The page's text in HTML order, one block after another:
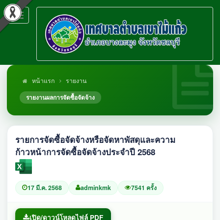
Toggle
navigation
หน้าแรก
รายงาน
รายงานผลการจัดซื้อจัดจ้าง
รายการจัดซื้อจัดจ้างหรือจัดหาพัสดุและความ
ก้าวหน้าการจัดซื้อจัดจ้างประจำปี 2568
17 มี.ค. 2568 adminkmk 7541 ครั้ง
เปิด/ดาวน์โหลดไฟล์ PDF